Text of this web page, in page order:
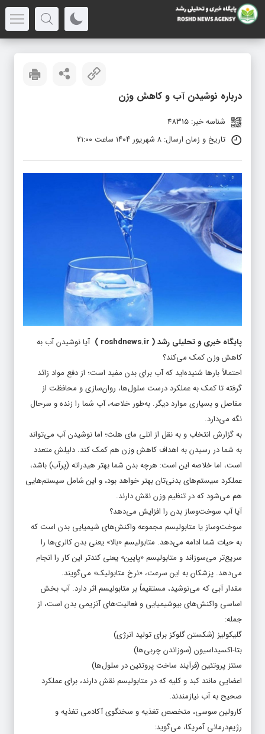
درباره نوشیدن آب و کاهش وزن
شناسه خبر: 48315
تاریخ و زمان ارسال: ۸ شهریور ۱۴۰۴ ساعت ۲۱:۰۰
پایگاه خبری و تحلیلی رشد(
roshdnews.ir
) آیا نوشیدن آب به
کاهش وزن کمک می‌کند؟
احتمالاً بارها شنیده‌اید که آب برای بدن مفید است؛ از دفع مواد زائد
گرفته تا کمک به عملکرد درست سلول‌ها، روان‌سازی و محافظت از
مفاصل و بسیاری موارد دیگر. به‌طور خلاصه، آب شما را زنده و سرحال
نگه می‌دارد.
به گزارش انتخاب و به نقل از انلی مای هلث؛ اما نوشیدن آب می‌تواند
به شما در رسیدن به اهداف کاهش وزن هم کمک کند. دلیلش متعدد
است، اما خلاصه این است: هرچه بدن شما بهتر هیدراته (پرآب) باشد،
عملکرد سیستم‌های بدنی‌تان بهتر خواهد بود، و این شامل سیستم‌هایی
هم می‌شود که در تنظیم وزن نقش دارند.
آیا آب سوخت‌وساز بدن را افزایش می‌دهد؟
سوخت‌وساز یا متابولیسم مجموعه واکنش‌های شیمیایی بدن است که
به حیات شما ادامه می‌دهد. متابولیسم «بالا» یعنی بدن کالری‌ها را
سریع‌تر می‌سوزاند و متابولیسم «پایین» یعنی کندتر این کار را انجام
می‌دهد. پزشکان به این سرعت، «نرخ متابولیک» می‌گویند.
مقدار آبی که می‌نوشید، مستقیماً بر متابولیسم اثر دارد. آب بخش
اساسی واکنش‌های بیوشیمیایی و فعالیت‌های آنزیمی بدن است، از
جمله:
گلیکولیز (شکستن گلوکز برای تولید انرژی)
بتا-اکسیداسیون (سوزاندن چربی‌ها)
سنتز پروتئین (فرآیند ساخت پروتئین در سلول‌ها)
اعضایی مانند کبد و کلیه که در متابولیسم نقش دارند، برای عملکرد
صحیح به آب نیازمندند.
کارولین سوسی، متخصص تغذیه و سخنگوی آکادمی تغذیه و
رژیم‌درمانی آمریکا، می‌گوید: